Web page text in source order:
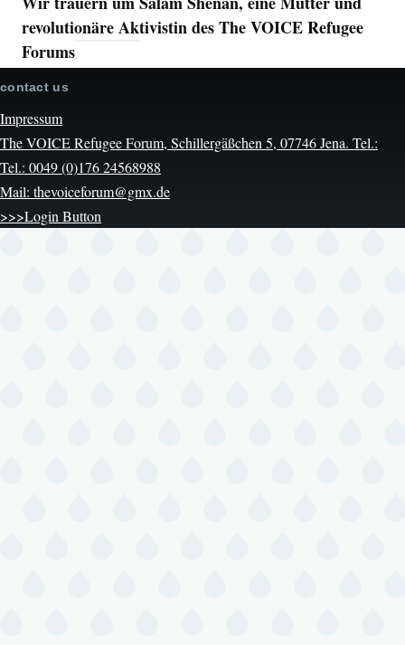
revolutionäre Aktivistin des The VOICE Refugee
Forums
contact us
Impressum
The VOICE Refugee Forum, Schillergäßchen 5, 07746 Jena. Tel.:
Tel.: 0049 (0)176 24568988
Mail: thevoiceforum@gmx.de
>>>Login Button